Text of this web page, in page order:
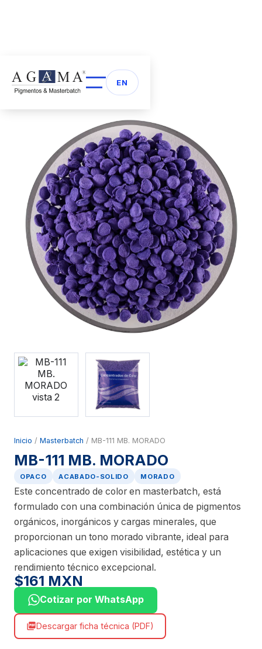
EN
arrow_back Volver a Masterbatch
Inicio / Masterbatch / MB-111 MB. MORADO
MB-111 MB. MORADO
OPACO ACABADO-SOLIDO MORADO
Este concentrado de color en masterbatch, está
formulado con una combinación única de pigmentos
orgánicos, inorgánicos y cargas minerales, que
proporcionan un tono morado vibrante, ideal para
aplicaciones que exigen visibilidad, estética y un
rendimiento técnico excepcional.
$161 MXN
Cotizar por WhatsApp
picture_as_pdfDescargar ficha técnica (PDF)